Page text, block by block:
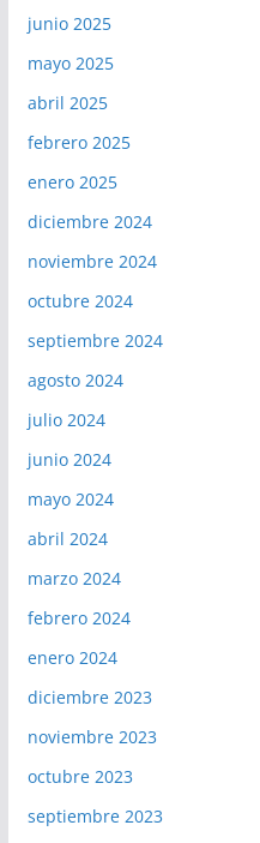
junio 2025
mayo 2025
abril 2025
febrero 2025
enero 2025
diciembre 2024
noviembre 2024
octubre 2024
septiembre 2024
agosto 2024
julio 2024
junio 2024
mayo 2024
abril 2024
marzo 2024
febrero 2024
enero 2024
diciembre 2023
noviembre 2023
octubre 2023
septiembre 2023